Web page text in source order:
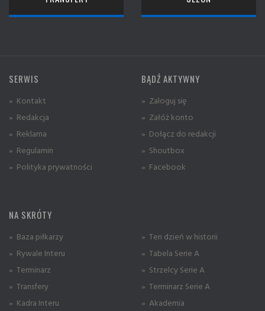
SERWIS
» Kontakt
» Redakcja
» Reklama
» Regulamin
» Polityka prywatności
BĄDŹ AKTYWNY
» Zaloguj się
» Załóż konto
» Dołącz do redakcji
» Shoutbox
» Facebook
NA SKRÓTY
» Baza piłkarzy
» Rywale Interu
» Terminarz
» Transfery
» Kadra Interu
» Ten dzień w historii
» Tabela Serie A
» Strzelcy Serie A
» Terminarz Serie A
» Akademia